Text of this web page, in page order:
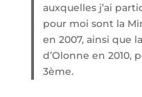
auxquelles j’ai
pour moi sont la
en 2007, ainsi que
d’Olonne en 2010,
3ème.